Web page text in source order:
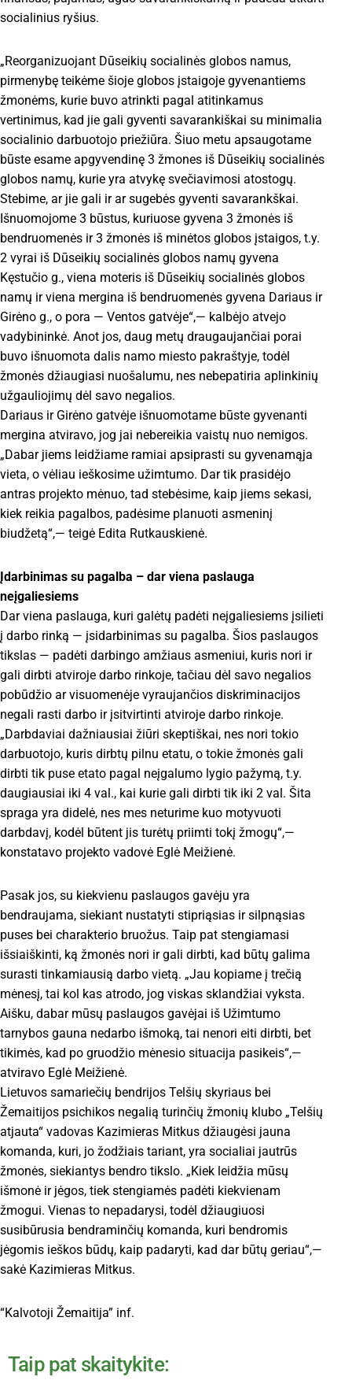
socialinius ryšius.
„Reorganizuojant Dūseikių socialinės globos namus,
pirmenybę teikėme šioje globos įstaigoje gyvenantiems
žmonėms, kurie buvo atrinkti pagal atitinkamus
vertinimus, kad jie gali gyventi savarankiškai su minimalia
socialinio darbuotojo priežiūra. Šiuo metu apsaugotame
būste esame apgyvendinę 3 žmones iš Dūseikių socialinės
globos namų, kurie yra atvykę svečiavimosi atostogų.
Stebime, ar jie gali ir ar sugebės gyventi savarankškai.
Išnuomojome 3 būstus, kuriuose gyvena 3 žmonės iš
bendruomenės ir 3 žmonės iš minėtos globos įstaigos, t.y.
2 vyrai iš Dūseikių socialinės globos namų gyvena
Kęstučio g., viena moteris iš Dūseikių socialinės globos
namų ir viena mergina iš bendruomenės gyvena Dariaus ir
Girėno g., o pora — Ventos gatvėje“,— kalbėjo atvejo
vadybininkė. Anot jos, daug metų draugaujančiai porai
buvo išnuomota dalis namo miesto pakraštyje, todėl
žmonės džiaugiasi nuošalumu, nes nebepatiria aplinkinių
užgauliojimų dėl savo negalios.
Dariaus ir Girėno gatvėje išnuomotame būste gyvenanti
mergina atviravo, jog jai nebereikia vaistų nuo nemigos.
„Dabar jiems leidžiame ramiai apsiprasti su gyvenamąja
vieta, o vėliau ieškosime užimtumo. Dar tik prasidėjo
antras projekto mėnuo, tad stebėsime, kaip jiems sekasi,
kiek reikia pagalbos, padėsime planuoti asmeninį
biudžetą“,— teigė Edita Rutkauskienė.
Įdarbinimas su pagalba – dar viena paslauga
neįgaliesiems
Dar viena paslauga, kuri galėtų padėti neįgaliesiems įsilieti
į darbo rinką — įsidarbinimas su pagalba. Šios paslaugos
tikslas — padėti darbingo amžiaus asmeniui, kuris nori ir
gali dirbti atviroje darbo rinkoje, tačiau dėl savo negalios
pobūdžio ar visuomenėje vyraujančios diskriminacijos
negali rasti darbo ir įsitvirtinti atviroje darbo rinkoje.
„Darbdaviai dažniausiai žiūri skeptiškai, nes nori tokio
darbuotojo, kuris dirbtų pilnu etatu, o tokie žmonės gali
dirbti tik puse etato pagal neįgalumo lygio pažymą, t.y.
daugiausiai iki 4 val., kai kurie gali dirbti tik iki 2 val. Šita
spraga yra didelė, nes mes neturime kuo motyvuoti
darbdavį, kodėl būtent jis turėtų priimti tokį žmogų“,—
konstatavo projekto vadovė Eglė Meižienė.
Pasak jos, su kiekvienu paslaugos gavėju yra
bendraujama, siekiant nustatyti stipriąsias ir silpnąsias
puses bei charakterio bruožus. Taip pat stengiamasi
išsiaiškinti, ką žmonės nori ir gali dirbti, kad būtų galima
surasti tinkamiausią darbo vietą. „Jau kopiame į trečią
mėnesį, tai kol kas atrodo, jog viskas sklandžiai vyksta.
Aišku, dabar mūsų paslaugos gavėjai iš Užimtumo
tarnybos gauna nedarbo išmoką, tai nenori eiti dirbti, bet
tikimės, kad po gruodžio mėnesio situacija pasikeis“,—
atviravo Eglė Meižienė.
Lietuvos samariečių bendrijos Telšių skyriaus bei
Žemaitijos psichikos negalią turinčių žmonių klubo „Telšių
atjauta“ vadovas Kazimieras Mitkus džiaugėsi jauna
komanda, kuri, jo žodžiais tariant, yra socialiai jautrūs
žmonės, siekiantys bendro tikslo. „Kiek leidžia mūsų
išmonė ir jėgos, tiek stengiamės padėti kiekvienam
žmogui. Vienas to nepadarysi, todėl džiaugiuosi
susibūrusia bendraminčių komanda, kuri bendromis
jėgomis ieškos būdų, kaip padaryti, kad dar būtų geriau“,—
sakė Kazimieras Mitkus.
“Kalvotoji Žemaitija” inf.
Taip pat skaitykite: